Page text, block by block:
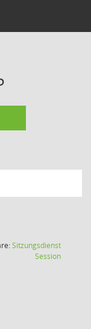
Sitzungsdienst
Session(Wird in